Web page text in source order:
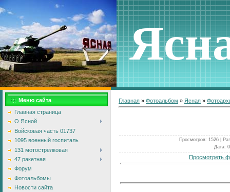
Меню сайта
Главная страница
О Ясной
Войсковая часть 01737
1095 военный госпиталь
131 мотострелковая
47 ракетная
Форум
Фотоальбомы
Новости сайта
Главная » Фотоальбом » Ясная »
Просмотров: 1526 |
Дата:
Просмотреть